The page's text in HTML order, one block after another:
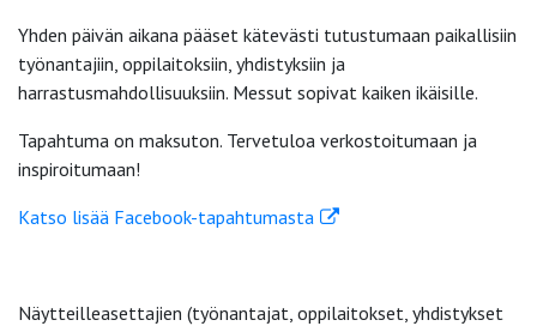
Yhden päivän aikana pääset kätevästi tutustumaan paikallisiin
työnantajiin, oppilaitoksiin, yhdistyksiin ja
harrastusmahdollisuuksiin. Messut sopivat kaiken ikäisille.
Tapahtuma on maksuton. Tervetuloa verkostoitumaan ja
inspiroitumaan!
Katso lisää Facebook-tapahtumasta
Näytteilleasettajien (työnantajat, oppilaitokset, yhdistykset